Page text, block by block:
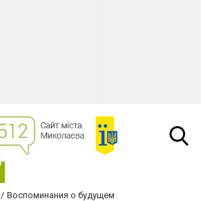
Воспоминания о будущем